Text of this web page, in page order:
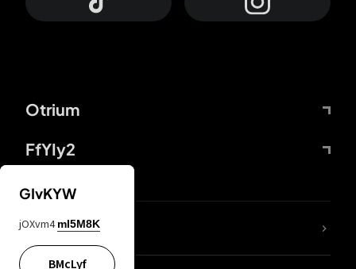
Otrium
FfYIy2
DDcvSo
GIvKYW
jOXvm4 mI5M8K
BMcLyf